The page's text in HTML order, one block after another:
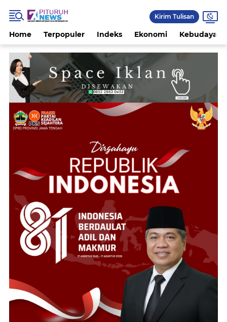
Kirim Tulisan
Home Terpopuler Indeks Ekonomi Kebudayaan